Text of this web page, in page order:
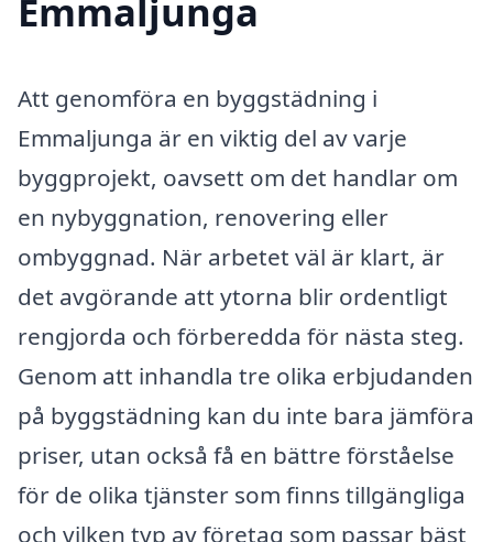
Emmaljunga
Att genomföra en byggstädning i
Emmaljunga är en viktig del av varje
byggprojekt, oavsett om det handlar om
en nybyggnation, renovering eller
ombyggnad. När arbetet väl är klart, är
det avgörande att ytorna blir ordentligt
rengjorda och förberedda för nästa steg.
Genom att inhandla tre olika erbjudanden
på byggstädning kan du inte bara jämföra
priser, utan också få en bättre förståelse
för de olika tjänster som finns tillgängliga
och vilken typ av företag som passar bäst